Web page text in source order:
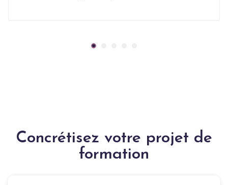
Concrétisez votre projet de
formation